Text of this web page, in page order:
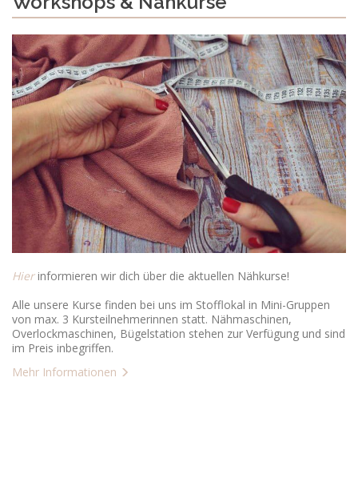
Hierinformieren wir dich über die aktuellen Nähkurse!
Alle unsere Kurse finden bei uns im Stofflokal in Mini-Gruppen
von max. 3 Kursteilnehmerinnen statt. Nähmaschinen,
Overlockmaschinen, Bügelstation stehen zur Verfügung und sind
im Preis inbegriffen.
Mehr Informationen